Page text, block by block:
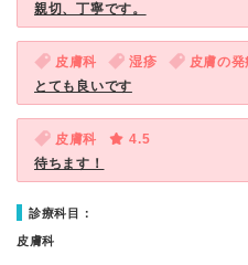
親切、丁寧です。
皮膚科 湿疹 皮膚の
とても良いです
皮膚科
4.5
待ちます！
診療科目：
皮膚科